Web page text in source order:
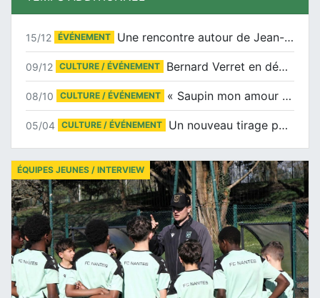
15/12 ÉVÉNEMENT Une rencontre autour de Jean-Claude Suaudeau
09/12 CULTURE / ÉVÉNEMENT Bernard Verret en dédicaces le samedi 13 décembre à l’Espace Culturel Atlantis
08/10 CULTURE / ÉVÉNEMENT « Saupin mon amour » au salon du livre de Trentemoult
05/04 CULTURE / ÉVÉNEMENT Un nouveau tirage pour le Docu-BD
ÉQUIPES JEUNES / INTERVIEW